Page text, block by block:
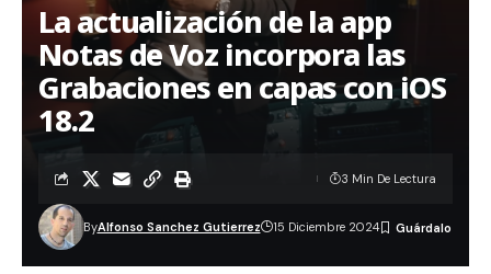
La actualización de la app
Notas de Voz incorpora las
Grabaciones en capas con iOS
18.2
ByAlfonso Sanchez Gutierrez 15 Diciembre 2024
3 Min De Lectura